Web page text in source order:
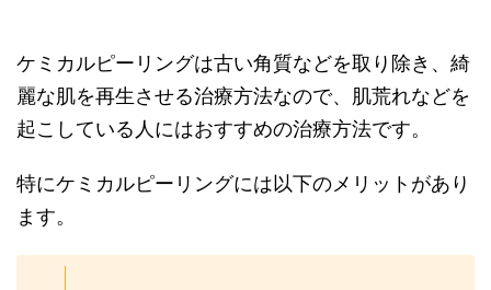
ケミカルピーリングは古い角質などを取り除き、綺
麗な肌を再生させる治療方法なので、肌荒れなどを
起こしている人にはおすすめの治療方法です。
特にケミカルピーリングには以下のメリットがあり
ます。